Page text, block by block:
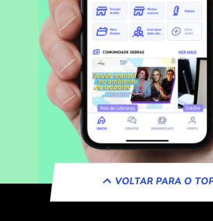
VOLTAR PARA O